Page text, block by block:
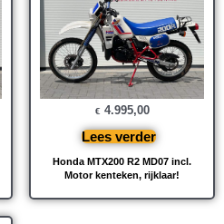
Honda MTX200 R2 MD07 incl.
Motor kenteken, rijklaar!
€ 4.995,00
Lees verder